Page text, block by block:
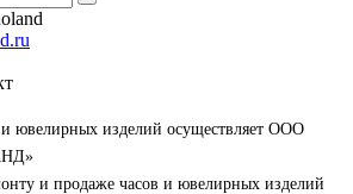
и ювелирных изделий осуществляет ООО
и продаже часов и ювелирных изделий